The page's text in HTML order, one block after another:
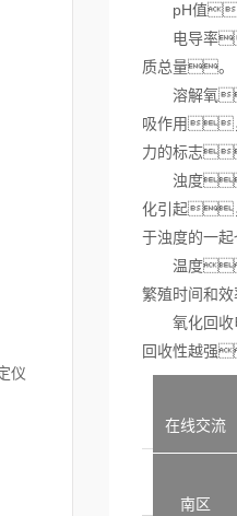
仪
pH值
电导率
质总量。
溶解氧
吸作用
力的标志
浊度
化引起
于浊度的
温度：
繁殖时间和
氧化回收
回收性越强
在线交流
南区